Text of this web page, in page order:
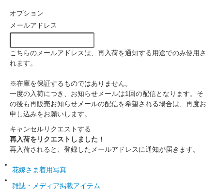
オプション
メールアドレス
こちらのメールアドレスは、再入荷を通知する用途でのみ使用さ
れます。
※在庫を保証するものではありません。
一度の入荷につき、お知らせメールは1回の配信となります。そ
の後も再販売お知らせメールの配信を希望される場合は、再度お
申し込みをお願いします。
キャンセルリクエストする
再入荷をリクエストしました！
再入荷されると、登録したメールアドレスに通知が届きます。
花嫁さま着用写真
雑誌・メディア掲載アイテム